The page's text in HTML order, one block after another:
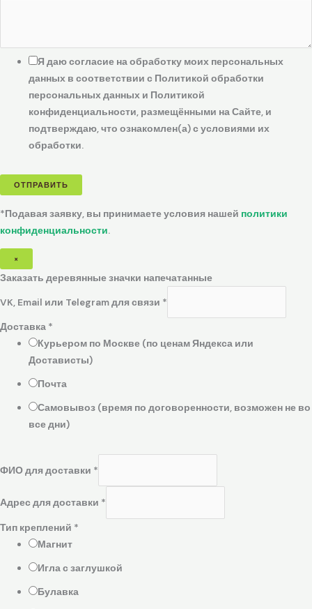
Я даю согласие на обработку моих персональных
данных в соответствии с Политикой обработки
персональных данных и Политикой
конфиденциальности, размещёнными на Сайте, и
подтверждаю, что ознакомлен(а) с условиями их
обработки.
ОТПРАВИТЬ
*Подавая заявку, вы принимаете условия нашей политики
конфиденциальности.
×
Заказать деревянные значки напечатанные
VK, Email или Telegram для связи *
Доставка *
Курьером по Москве (по ценам Яндекса или
Достависты)
Почта
Самовывоз (время по договоренности, возможен не во
все дни)
ФИО для доставки *
Адрес для доставки *
Тип креплений *
Магнит
Игла с заглушкой
Булавка